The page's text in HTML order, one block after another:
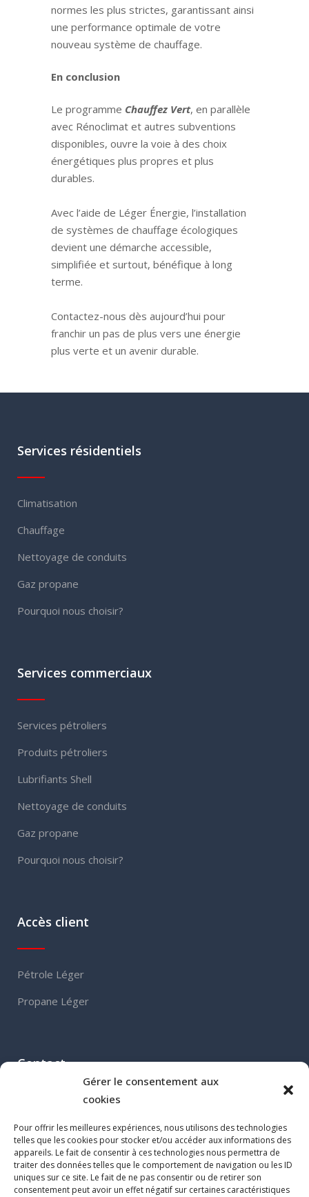
Gérer le consentement aux
cookies
Pour offrir les meilleures expériences, nous utilisons des technologies
telles que les cookies pour stocker et/ou accéder aux informations des
appareils. Le fait de consentir à ces technologies nous permettra de
traiter des données telles que le comportement de navigation ou les ID
uniques sur ce site. Le fait de ne pas consentir ou de retirer son
consentement peut avoir un effet négatif sur certaines caractéristiques
normes les plus strictes, garantissant ainsi
une performance optimale de votre
nouveau système de chauffage.
En conclusion
Le programme Chauffez Vert, en parallèle
avec Rénoclimat et autres subventions
disponibles, ouvre la voie à des choix
énergétiques plus propres et plus
durables.
Avec l’aide de Léger Énergie, l’installation
de systèmes de chauffage écologiques
devient une démarche accessible,
simplifiée et surtout, bénéfique à long
terme.
Contactez-nous dès aujourd’hui pour
franchir un pas de plus vers une énergie
plus verte et un avenir durable.
Services résidentiels
Climatisation
Chauffage
Nettoyage de conduits
Gaz propane
Pourquoi nous choisir?
Services commerciaux
Services pétroliers
Produits pétroliers
Lubrifiants Shell
Nettoyage de conduits
Gaz propane
Pourquoi nous choisir?
Accès client
Pétrole Léger
Propane Léger
Contact
L’Île-Perrot (QC) J7V 4X5
Tel :514 453-5766
Fax. : 514 453-4451
info@legerenergie.ca